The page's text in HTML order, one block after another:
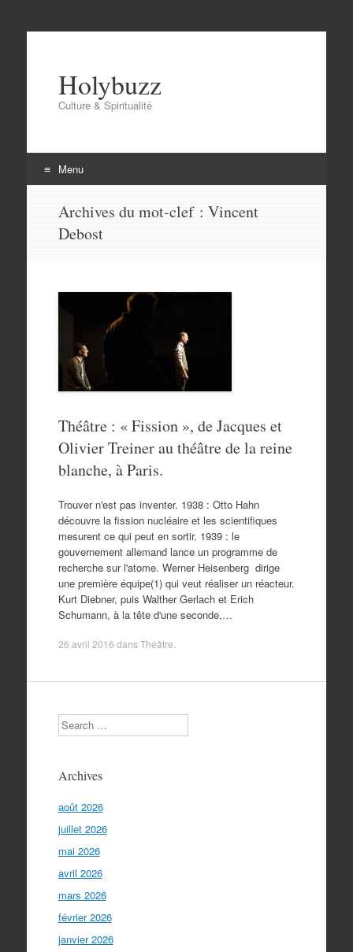
Holybuzz
Culture & Spiritualité
Menu
contenu
Archives du mot-clef : Vincent
Debost
Théâtre : « Fission », de Jacques et
Olivier Treiner au théâtre de la reine
blanche, à Paris.
Trouver n'est pas inventer. 1938 : Otto Hahn
découvre la fission nucléaire et les scientifiques
mesurent ce qui peut en sortir. 1939 : le
gouvernement allemand lance un programme de
recherche sur l'atome. Werner Heisenberg dirige
une première équipe(1) qui veut réaliser un réacteur.
Kurt Diebner, puis Walther Gerlach et Erich
Schumann, à la tête d'une seconde,…
26 avril 2016 dansThéâtre
Search
Archives
août 2026
juillet 2026
mai 2026
avril 2026
mars 2026
février 2026
janvier 2026